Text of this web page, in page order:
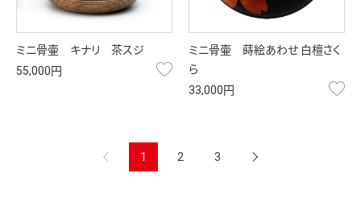
ミニ骨壷 キナリ 茶スジ
55,000円
お気に入り
ミニ骨壷 蒔絵あわせ 白檀さく
ら
33,000円
1 2 3